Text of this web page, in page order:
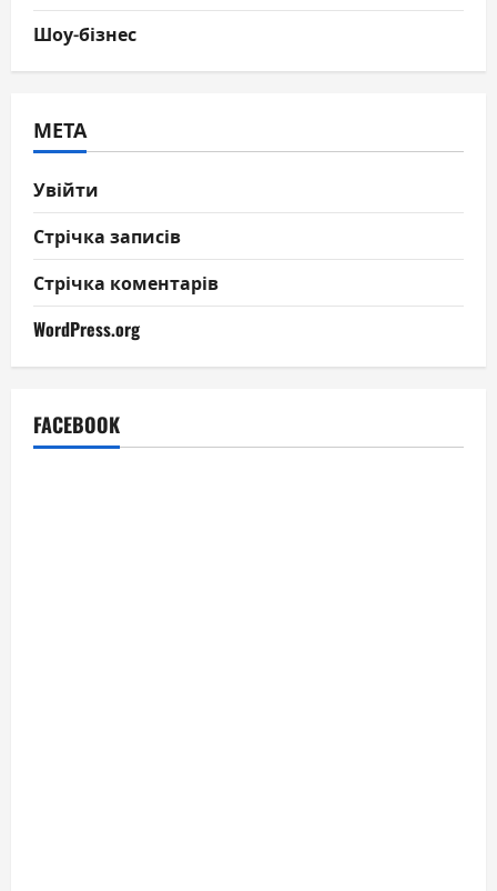
Шоу-бізнес
МЕТА
Увійти
Стрічка записів
Стрічка коментарів
WordPress.org
FACEBOOK